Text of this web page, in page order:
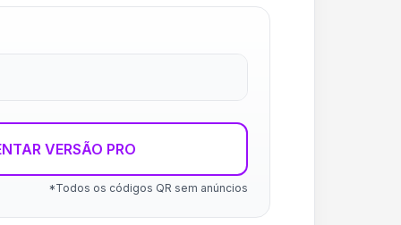
VERSÃO PRO
*Todos os códigos QR sem anúncios